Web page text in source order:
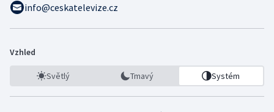
info@ceskatelevize.cz
Vzhled
Světlý Tmavý Systém